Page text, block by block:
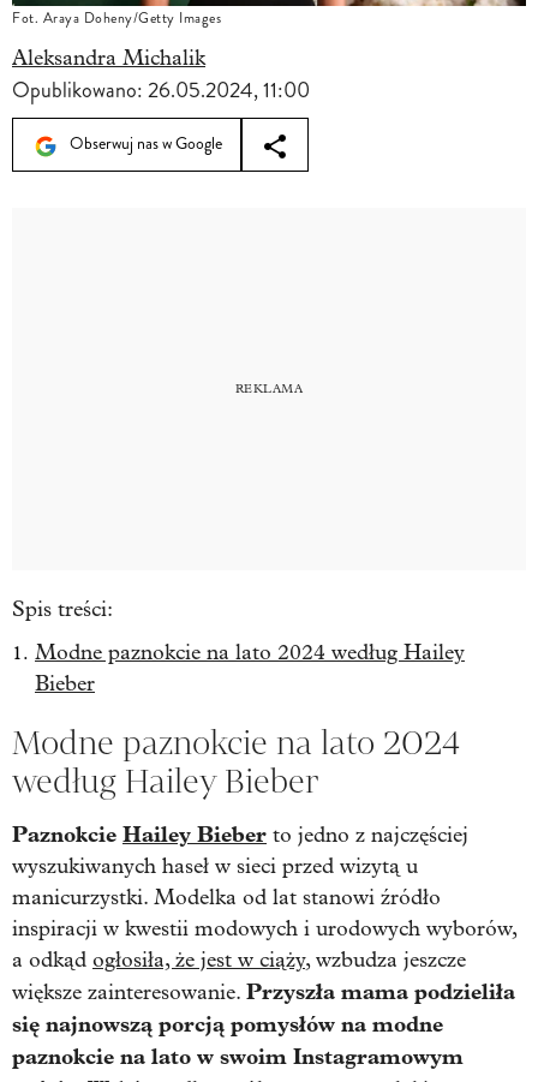
Fot. Araya Doheny/Getty Images
Aleksandra Michalik
Opublikowano:26.05.2024, 11:00
Obserwuj nas w Google
Spis treści:
Modne paznokcie na lato 2024 według Hailey
Bieber
Modne paznokcie na lato 2024
według Hailey Bieber
Paznokcie Hailey Bieber to jedno z najczęściej
wyszukiwanych haseł w sieci przed wizytą u
manicurzystki. Modelka od lat stanowi źródło
inspiracji w kwestii modowych i urodowych wyborów,
a odkąd ogłosiła, że jest w ciąży, wzbudza jeszcze
większe zainteresowanie. Przyszła mama podzieliła
się najnowszą porcją pomysłów na modne
paznokcie na lato w swoim Instagramowym